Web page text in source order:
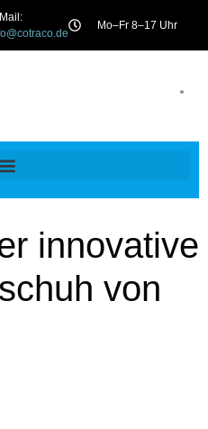
Mo–Fr 8–17 Uhr
innovative
von